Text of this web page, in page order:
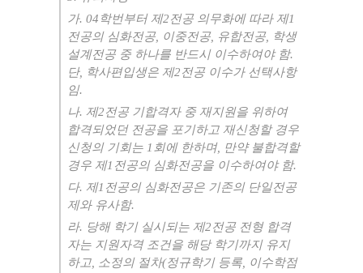
가. 04 학번부터 제2전공 의무화에 따라 제1
전공의 심화전공, 이중전공, 유합전공, 학생
설계전공 중 하나를 반드시 이수하여야 함.
단, 학사편입생은 제2전공 이수가 선택사항
임.
나. 제2전공 기합격자 중 재지원을 위하여
합격되었던 전공을 포기하고 재신청할 경우
신청의 기회는 1회에 한하며, 만약 불합격할
경우 제1 전공의 심화전공을 이수하여야 함.
다. 제1 전공의 심화전공은 기존의 단일전공
제와 유사함.
라. 당해 학기 실시되는 제2전공 전형 합격
자는 지원자격 조건을 해당 학기까지 유지
하고, 소정의 절차(정규학기 등록, 이수학점